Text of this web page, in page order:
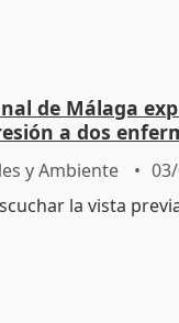
de Málaga
a dos
y Ambiente